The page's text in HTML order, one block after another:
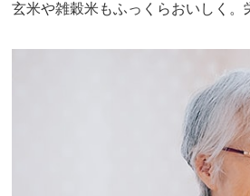
玄米や雑穀米もふっくらおいしく。